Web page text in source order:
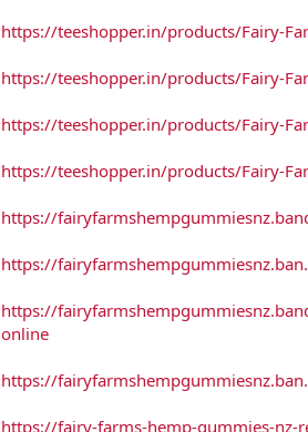
https://teeshopper.in/products/Fairy-
https://teeshopper.in/products/Fairy-
https://teeshopper.in/products/Fairy-
https://teeshopper.in/products/Fairy-
https://
https://
https://
online
https://
https://fairy-farms-hemp-gummies-nz-